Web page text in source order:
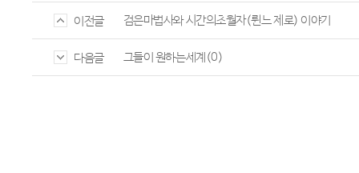
이전글 검은마법사와 시간의초월자(륀느 제로) 이야기
다음글 그들이 원하는세계(0)